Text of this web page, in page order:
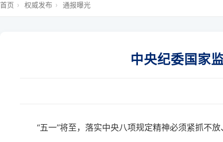
首页 › 权威发布 › 通报曝光
中央纪委国家
“五一”将至，落实中央八项规定精神必须紧抓不